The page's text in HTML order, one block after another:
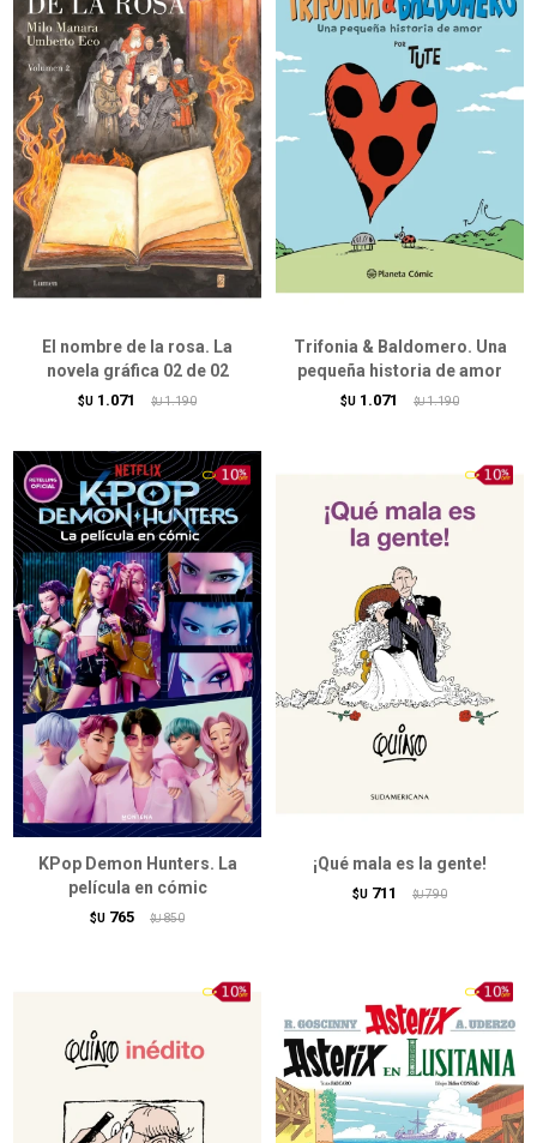
El nombre de la rosa. La
novela gráfica 02 de 02
$U 1.071 $U 1.190
Trifonia & Baldomero. Una
pequeña historia de amor
$U 1.071 $U 1.190
KPop Demon Hunters. La
película en cómic
$U 765 $U 850
¡Qué mala es la gente!
$U 711 $U 790